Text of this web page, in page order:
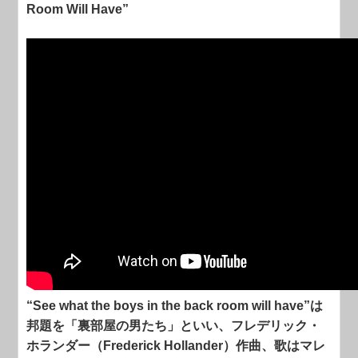
Room Will Have”
“See what the boys in the back room will have”は
邦題を「裏部屋の男たち」といい、フレデリック・
ホランダー（Frederick Hollander）作曲、歌はマレ